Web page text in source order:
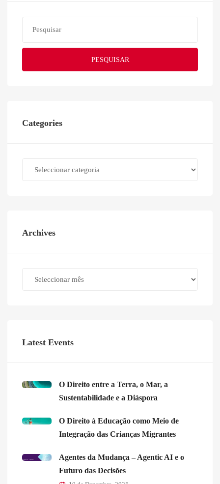
PESQUISAR
Categories
Archives
Latest Events
O Direito entre a Terra, o Mar, a
Sustentabilidade e a Diáspora
O Direito à Educação como Meio de
Integração das Crianças Migrantes
Agentes da Mudança – Agentic AI e o
Futuro das Decisões